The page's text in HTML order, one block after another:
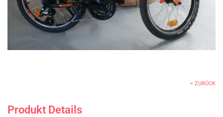
< ZURÜCK
Produkt Details